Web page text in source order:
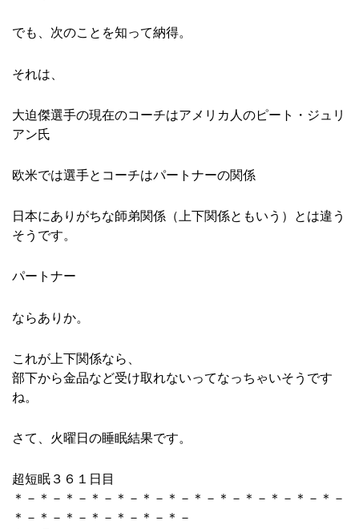
でも、次のことを知って納得。
それは、
大迫傑選手の現在のコーチはアメリカ人のピート・ジュリ
アン氏
欧米では選手とコーチはパートナーの関係
日本にありがちな師弟関係（上下関係ともいう）とは違う
そうです。
パートナー
ならありか。
これが上下関係なら、
部下から金品など受け取れないってなっちゃいそうです
ね。
さて、火曜日の睡眠結果です。
超短眠３６１日目
＊－＊－＊－＊－＊－＊－＊－＊－＊－＊－＊－＊－＊－
＊－＊－＊－＊－＊－＊－＊－